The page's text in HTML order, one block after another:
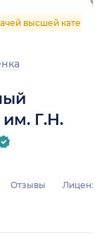
Г.Н.
высшей
Отзывы